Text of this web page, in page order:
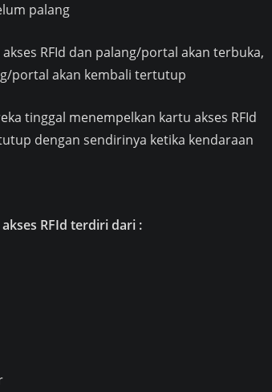
palang
RFId dan palang/portal akan terbuka,
portal akan kembali tertutup
tinggal menempelkan kartu akses RFId
dengan sendirinya ketika kendaraan
RFId terdiri dari :